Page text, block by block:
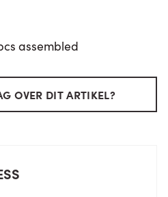
assembled
OVER DIT ARTIKEL?